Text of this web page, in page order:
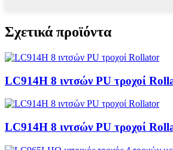
Σχετικά προϊόντα
LC914H 8 ιντσών PU τροχοί
LC914H 8 ιντσών PU τροχοί